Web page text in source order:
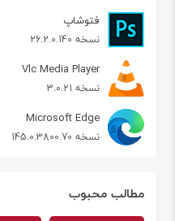
فتوشاپ
نسخه 26.2.0.140
Vlc Media Player
نسخه 3.0.21
Microsoft Edge
نسخه 145.0.3800.70
مطالب محبوب